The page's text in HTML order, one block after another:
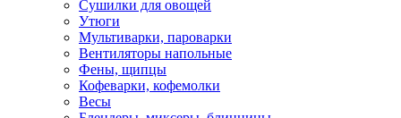
Сушилки для овощей
Утюги
Мультиварки, пароварки
Вентиляторы напольные
Фены, щипцы
Кофеварки, кофемолки
Весы